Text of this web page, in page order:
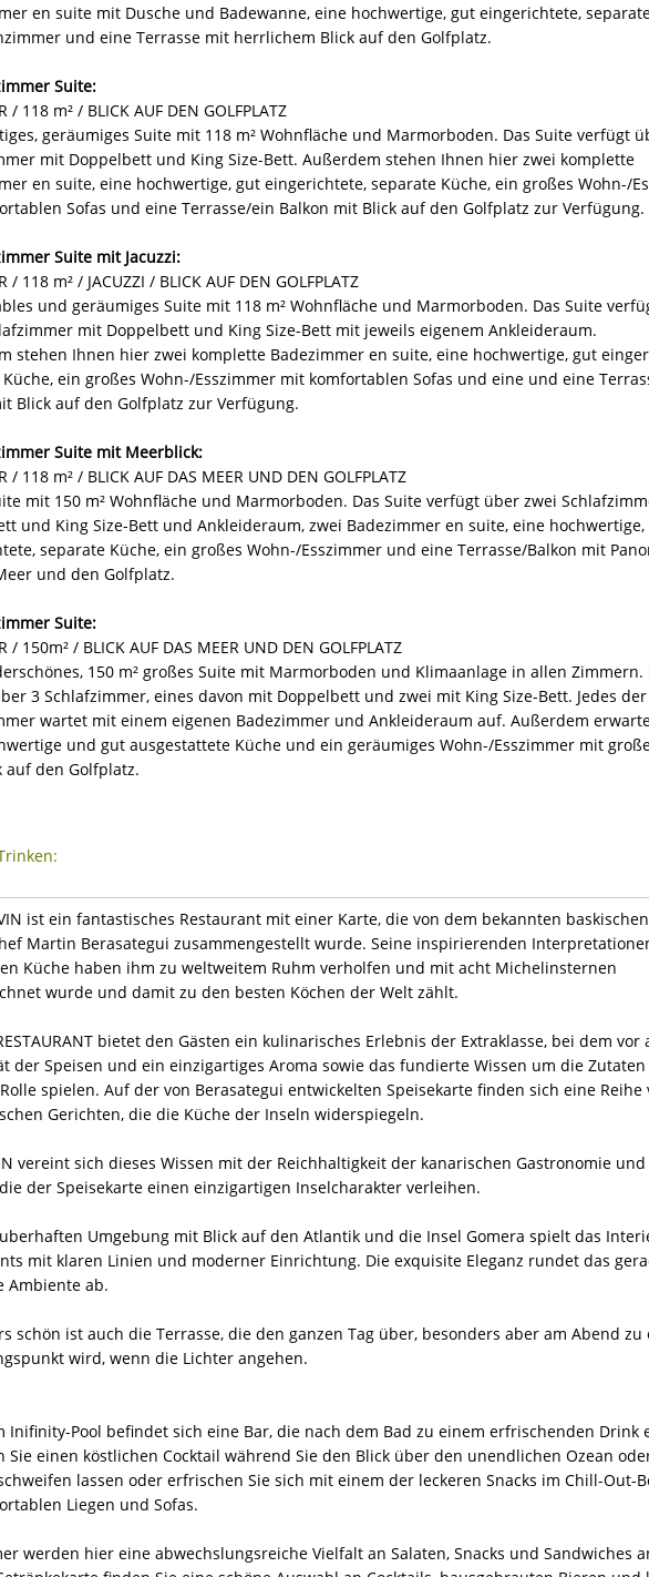
en suite mit Dusche und Badewanne, eine hochwertige, gut eingerichtete,
und eine Terrasse mit herrlichem Blick auf den Golfplatz.
Suite:
/ 118 m² / BLICK AUF DEN GOLFPLATZ
geräumiges Suite mit 118 m² Wohnfläche und Marmorboden. Das Suite verfügt
mit Doppelbett und King Size-Bett. Außerdem stehen Ihnen hier zwei komplette
en suite, eine hochwertige, gut eingerichtete, separate Küche, ein großes Wohn-/
Sofas und eine Terrasse/ein Balkon mit Blick auf den Golfplatz zur Verfügung.
Suite mit Jacuzzi:
/ 118 m² / JACUZZI / BLICK AUF DEN GOLFPLATZ
und geräumiges Suite mit 118 m² Wohnfläche und Marmorboden. Das Suite
mit Doppelbett und King Size-Bett mit jeweils eigenem Ankleideraum.
stehen Ihnen hier zwei komplette Badezimmer en suite, eine hochwertige, gut
ein großes Wohn-/Esszimmer mit komfortablen Sofas und eine und eine
Blick auf den Golfplatz zur Verfügung.
Suite mit Meerblick:
/ 118 m² / BLICK AUF DAS MEER UND DEN GOLFPLATZ
mit 150 m² Wohnfläche und Marmorboden. Das Suite verfügt über zwei
und King Size-Bett und Ankleideraum, zwei Badezimmer en suite, eine
separate Küche, ein großes Wohn-/Esszimmer und eine Terrasse/Balkon mit
und den Golfplatz.
Suite:
/ 150m² / BLICK AUF DAS MEER UND DEN GOLFPLATZ
150 m² großes Suite mit Marmorboden und Klimaanlage in allen Zimmern.
3 Schlafzimmer, eines davon mit Doppelbett und zwei mit King Size-Bett. Jedes
wartet mit einem eigenen Badezimmer und Ankleideraum auf. Außerdem
und gut ausgestattete Küche und ein geräumiges Wohn-/Esszimmer mit
auf den Golfplatz.
ist ein fantastisches Restaurant mit einer Karte, die von dem bekannten baskischen
Martin Berasategui zusammengestellt wurde. Seine inspirierenden
Küche haben ihm zu weltweitem Ruhm verholfen und mit acht Michelinsternen
wurde und damit zu den besten Köchen der Welt zählt.
bietet den Gästen ein kulinarisches Erlebnis der Extraklasse, bei dem vor
der Speisen und ein einzigartiges Aroma sowie das fundierte Wissen um die
spielen. Auf der von Berasategui entwickelten Speisekarte finden sich eine Reihe
Gerichten, die die Küche der Inseln widerspiegeln.
vereint sich dieses Wissen mit der Reichhaltigkeit der kanarischen Gastronomie
der Speisekarte einen einzigartigen Inselcharakter verleihen.
Umgebung mit Blick auf den Atlantik und die Insel Gomera spielt das
mit klaren Linien und moderner Einrichtung. Die exquisite Eleganz rundet das
Ambiente ab.
schön ist auch die Terrasse, die den ganzen Tag über, besonders aber am Abend zu
wird, wenn die Lichter angehen.
Inifinity-Pool befindet sich eine Bar, die nach dem Bad zu einem erfrischenden Drink
Sie einen köstlichen Cocktail während Sie den Blick über den unendlichen Ozean
lassen oder erfrischen Sie sich mit einem der leckeren Snacks im Chill-Out-
Liegen und Sofas.
werden hier eine abwechslungsreiche Vielfalt an Salaten, Snacks und Sandwiches